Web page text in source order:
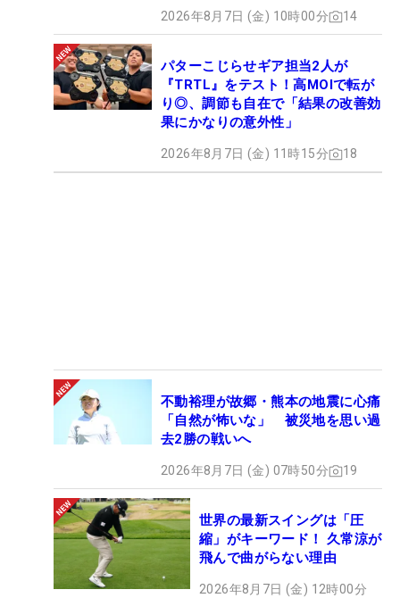
2026年8月7日 (金) 10時00分 14
パターこじらせギア担当2人が
『TRTL』をテスト！高MOIで転が
り◎、調節も自在で「結果の改善効
果にかなりの意外性」
2026年8月7日 (金) 11時15分 18
不動裕理が故郷・熊本の地震に心痛
「自然が怖いな」 被災地を思い過
去2勝の戦いへ
2026年8月7日 (金) 07時50分 19
世界の最新スイングは「圧
縮」がキーワード！ 久常涼が
飛んで曲がらない理由
2026年8月7日 (金) 12時00分